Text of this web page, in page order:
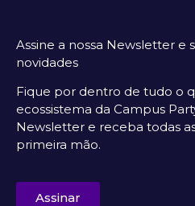
Assine a nossa Newsletter e
novidades
Fique por dentro de tudo o
ecossistema da Campus
Newsletter e receba todas
primeira mão.
Assinar